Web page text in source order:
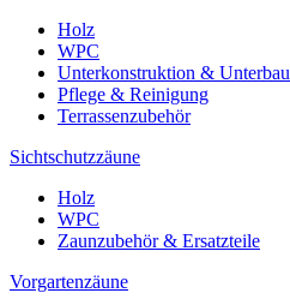
Holz
WPC
Unterkonstruktion & Unterbau
Pflege & Reinigung
Terrassenzubehör
Sichtschutzzäune
Holz
WPC
Zaunzubehör & Ersatzteile
Vorgartenzäune